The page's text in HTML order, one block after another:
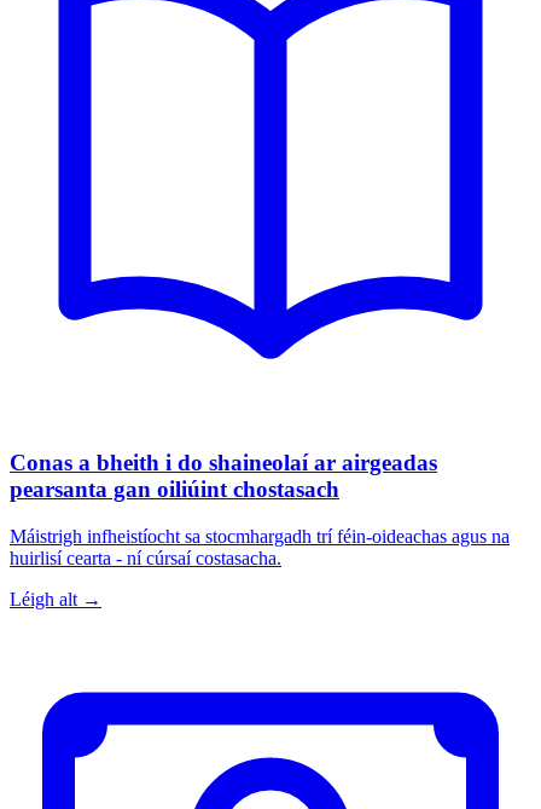
Conas a bheith i do shaineolaí ar airgeadas
pearsanta gan oiliúint chostasach
Máistrigh infheistíocht sa stocmhargadh trí féin-oideachas agus na
huirlisí cearta - ní cúrsaí costasacha.
Léigh alt →